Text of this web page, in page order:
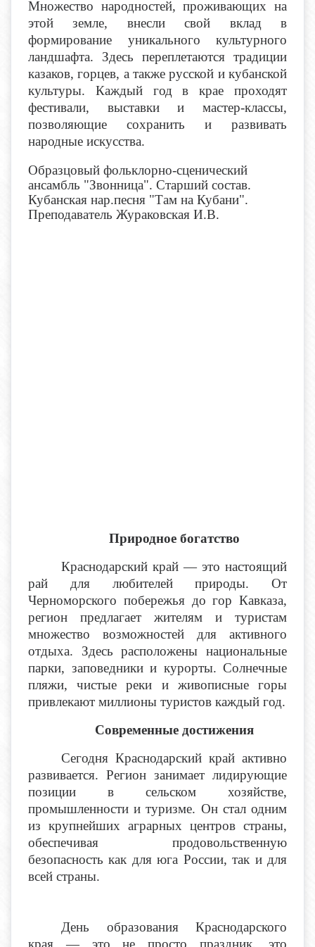
Множество народностей, проживающих на
этой земле, внесли свой вклад в
формирование уникального культурного
ландшафта. Здесь переплетаются традиции
казаков, горцев, а также русской и кубанской
культуры. Каждый год в крае проходят
фестивали, выставки и мастер-классы,
позволяющие сохранить и развивать
народные искусства.
Образцовый фольклорно-сценический
ансамбль "Звонница". Старший состав.
Кубанская нар.песня "Там на Кубани".
Преподаватель Жураковская И.В.
Природное богатство
Краснодарский край — это настоящий
рай для любителей природы. От
Черноморского побережья до гор Кавказа,
регион предлагает жителям и туристам
множество возможностей для активного
отдыха. Здесь расположены национальные
парки, заповедники и курорты. Солнечные
пляжи, чистые реки и живописные горы
привлекают миллионы туристов каждый год.
Современные достижения
Сегодня Краснодарский край активно
развивается. Регион занимает лидирующие
позиции в сельском хозяйстве,
промышленности и туризме. Он стал одним
из крупнейших аграрных центров страны,
обеспечивая продовольственную
безопасность как для юга России, так и для
всей страны.
День образования Краснодарского